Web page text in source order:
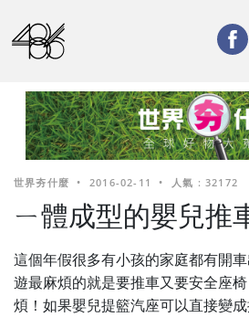
世界夯什麼 • 2016-02-11 • 人氣 : 32172
ㄧ體成型的嬰兒推
這個年假很多有小孩的家庭都有開
遊最麻煩的就是要推車又要安全座
煩！如果嬰兒提籃汽座可以直接變